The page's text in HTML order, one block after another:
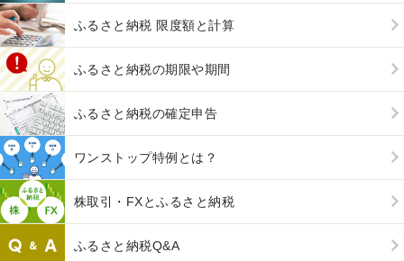
ふるさと納税 限度額と計算
ふるさと納税の期限や期間
ふるさと納税の確定申告
ワンストップ特例とは？
株取引・FXとふるさと納税
ふるさと納税Q&A